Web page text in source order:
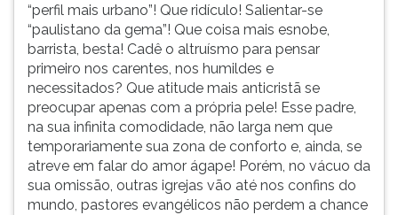
“perfil mais urbano”! Que ridículo! Salientar-se
“paulistano da gema”! Que coisa mais esnobe,
barrista, besta! Cadê o altruísmo para pensar
primeiro nos carentes, nos humildes e
necessitados? Que atitude mais anticristã se
preocupar apenas com a própria pele! Esse padre,
na sua infinita comodidade, não larga nem que
temporariamente sua zona de conforto e, ainda, se
atreve em falar do amor ágape! Porém, no vácuo da
sua omissão, outras igrejas vão até nos confins do
mundo, pastores evangélicos não perdem a chance